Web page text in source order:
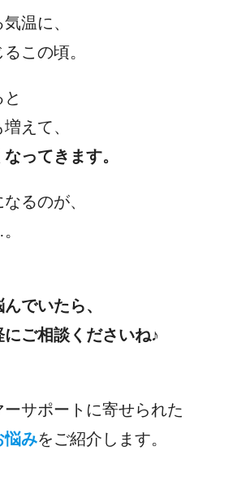
温に、
この頃。
えて、
ってきます。
るのが、
でいたら、
ご相談くださいね♪
サポートに寄せられた
悩みをご紹介します。